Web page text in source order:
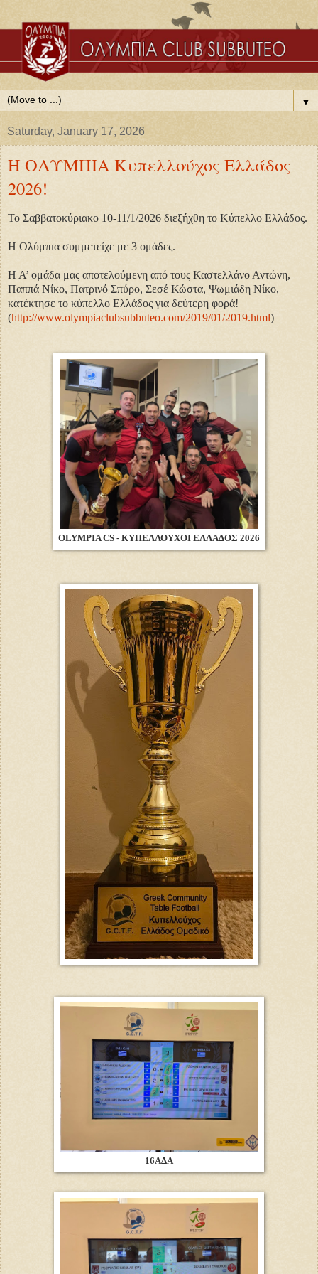
▼
Saturday, January 17, 2026
Η ΟΛΥΜΠΙΑ Κυπελλούχος Ελλάδος
2026!
Το Σαββατοκύριακο 10-11/1/2026 διεξήχθη το Κύπελλο Ελλάδος.
Η Ολύμπια συμμετείχε με 3 ομάδες.
Η Α’ ομάδα μας αποτελούμενη από τους Καστελλάνο Αντώνη,
Παππά Νίκο, Πατρινό Σπύρο, Σεσέ Κώστα, Ψωμιάδη Νίκο,
κατέκτησε το κύπελλο Ελλάδος για δεύτερη φορά!
(http://www.olympiaclubsubbuteo.com/2019/01/2019.html)
OLYMPIA CS - ΚΥΠΕΛΛΟΥΧΟΙ ΕΛΛΑΔΟΣ 2026
16ΑΔΑ